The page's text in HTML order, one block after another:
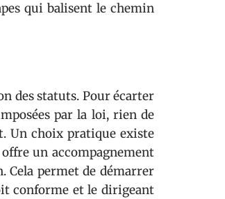
qui balisent le chemin
des statuts. Pour écarter
par la loi, rien de
Un choix pratique existe
un accompagnement
Cela permet de démarrer
conforme et le dirigeant